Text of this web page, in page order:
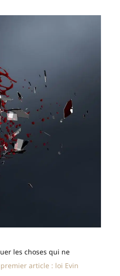
les choses qui ne
article : loi Evin